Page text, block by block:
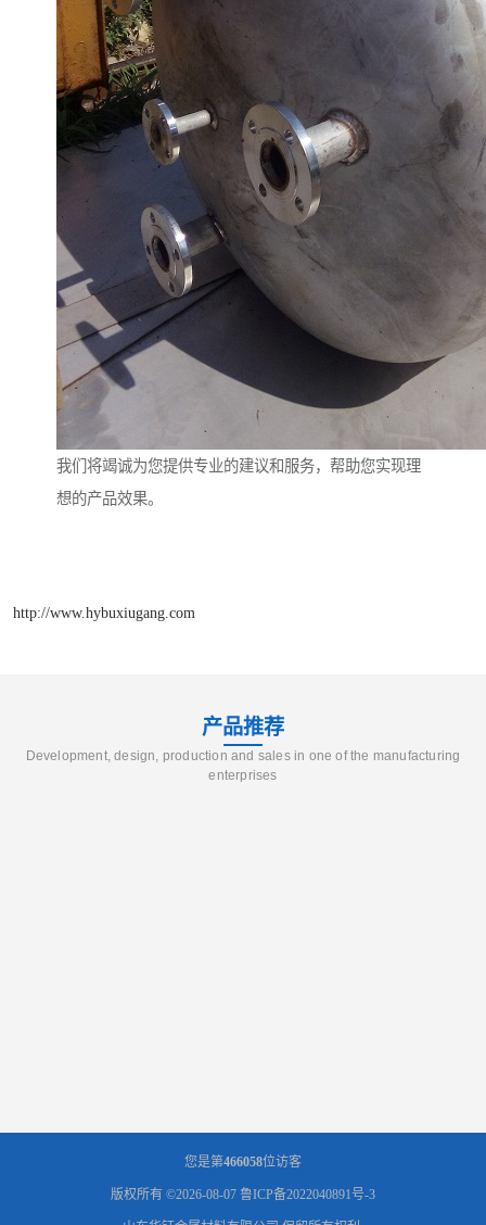
我们将竭诚为您提供专业的建议和服务，帮助您实现理
想的产品效果。
http://www.hybuxiugang.com
产品推荐
Development, design, production and sales in one of the manufacturing
enterprises
您是第466058位访客
版权所有 ©2026-08-07 鲁ICP备2022040891号-3